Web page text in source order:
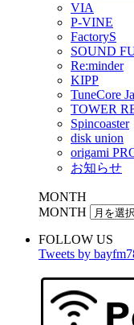
VIA
P-VINE
FactoryS
SOUND
Re:minder
KIPP
TuneCore
TOWER
Spincoaster
disk union
origami
お知らせ
MONTH
MONTH
FOLLOW US
Tweets by